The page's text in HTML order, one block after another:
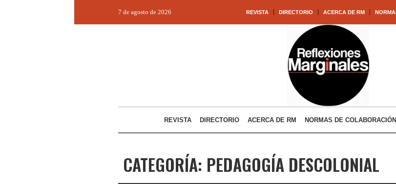
REVISTA DIRECTORIO ACERCA DE RM
7 de agosto de 2026
REVISTA DIRECTORIO ACERCA DE RM NORMAS DE COLABORACIÓN
CATEGORÍA: PEDAGOGÍA DESCOLONIAL